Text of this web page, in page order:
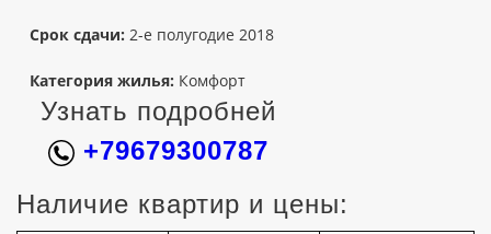
Срок сдачи: 2-е полугодие 2018
Категория жилья: Комфорт
Узнать подробней
+79679300787
Наличие квартир и цены: